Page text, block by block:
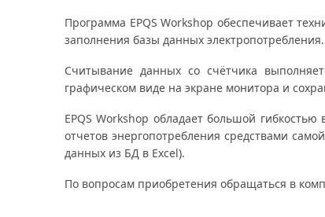
Программа EPQS Workshop обеспечивает
заполнения базы данных электропотребления.
Считывание данных со счётчика
графическом виде на экране монитора и
EPQS Workshop обладает большой
отчетов энергопотребления средствами
данных из БД в Excel).
По вопросам приобретения обращаться в